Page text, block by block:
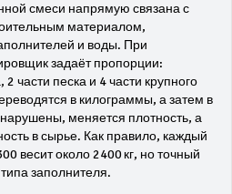
смеси напрямую связана с
материалом,
и воды. При
задаёт пропорции:
части песка и 4 части крупного
в килограммы, а затем в
меняется плотность, а
в сырье. Как правило, каждый
весит около 2400 кг, но точный
заполнителя.